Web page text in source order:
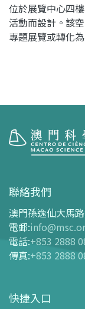
位於展覽中心四
活動而設計。該
專題展覽或轉化
開放時間
交通指南
購票指南
- 網上購票
- 門票及優惠表
導覽圖
聯絡我們
澳門孫逸仙大馬
電郵:
電話:+853 2888
傳真:+853 2888
快捷入口